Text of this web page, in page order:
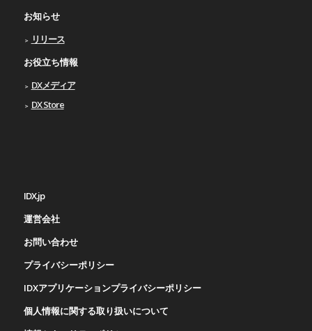
お知らせ
リリース
お役立ち情報
DXメディア
DX Store
IDX.jp
運営会社
お問い合わせ
プライバシーポリシー
IDXアプリケーションプライバシーポリシー
個人情報に関する取り扱いについて